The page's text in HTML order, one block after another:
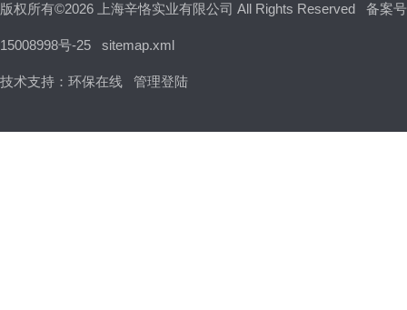
版权所有©2026 上海辛恪实业有限公司 All Rights Reserved 备案
15008998号-25 sitemap.xml
技术支持： 环保在线 管理登陆